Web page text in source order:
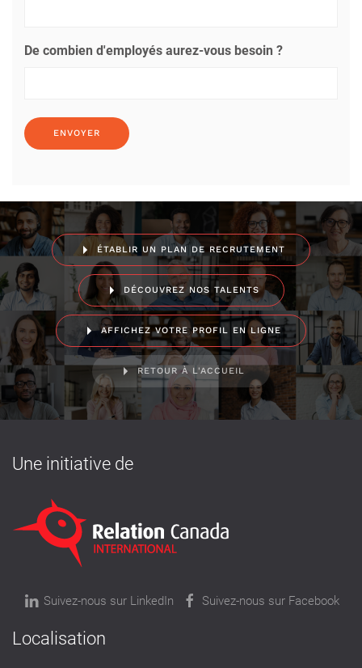
De combien d'employés aurez-vous besoin ?
ÉTABLIR UN PLAN DE RECRUTEMENT
DÉCOUVREZ NOS TALENTS
AFFICHEZ VOTRE PROFIL EN LIGNE
RETOUR À L'ACCUEIL
Une initiative de
Suivez-nous sur LinkedIn Suivez-nous sur Facebook
Localisation